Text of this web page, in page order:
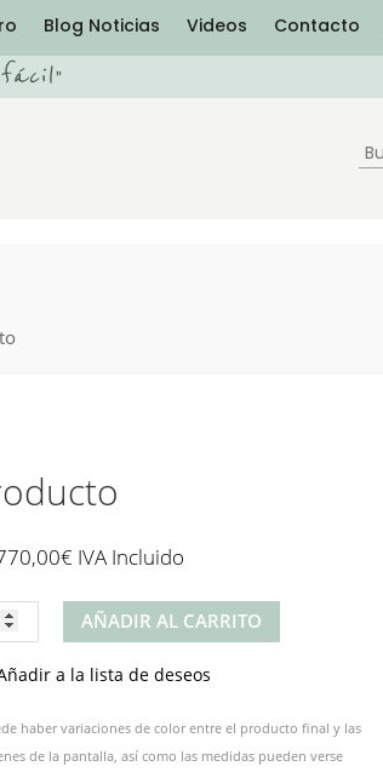
Blog Noticias Videos Contacto
”
€ IVA Incluido
AÑADIR AL CARRITO
a la lista de deseos
haber variaciones de color entre el producto final y las
de la pantalla, así como las medidas pueden verse